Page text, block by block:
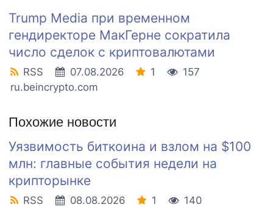
Trump Media при временном
гендиректоре МакГерне сократила
число сделок с криптовалютами
RSS 07.08.2026 1
157
ru.beincrypto.com
Похожие новости
Уязвимость биткоина и взлом на $100
млн: главные события недели на
крипторынке
RSS 08.08.2026 1
140